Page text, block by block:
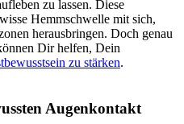
zu lassen. Diese
Hemmschwelle mit sich,
herausbringen. Doch genau
Dir helfen, Dein
zu stärken.
Augenkontakt